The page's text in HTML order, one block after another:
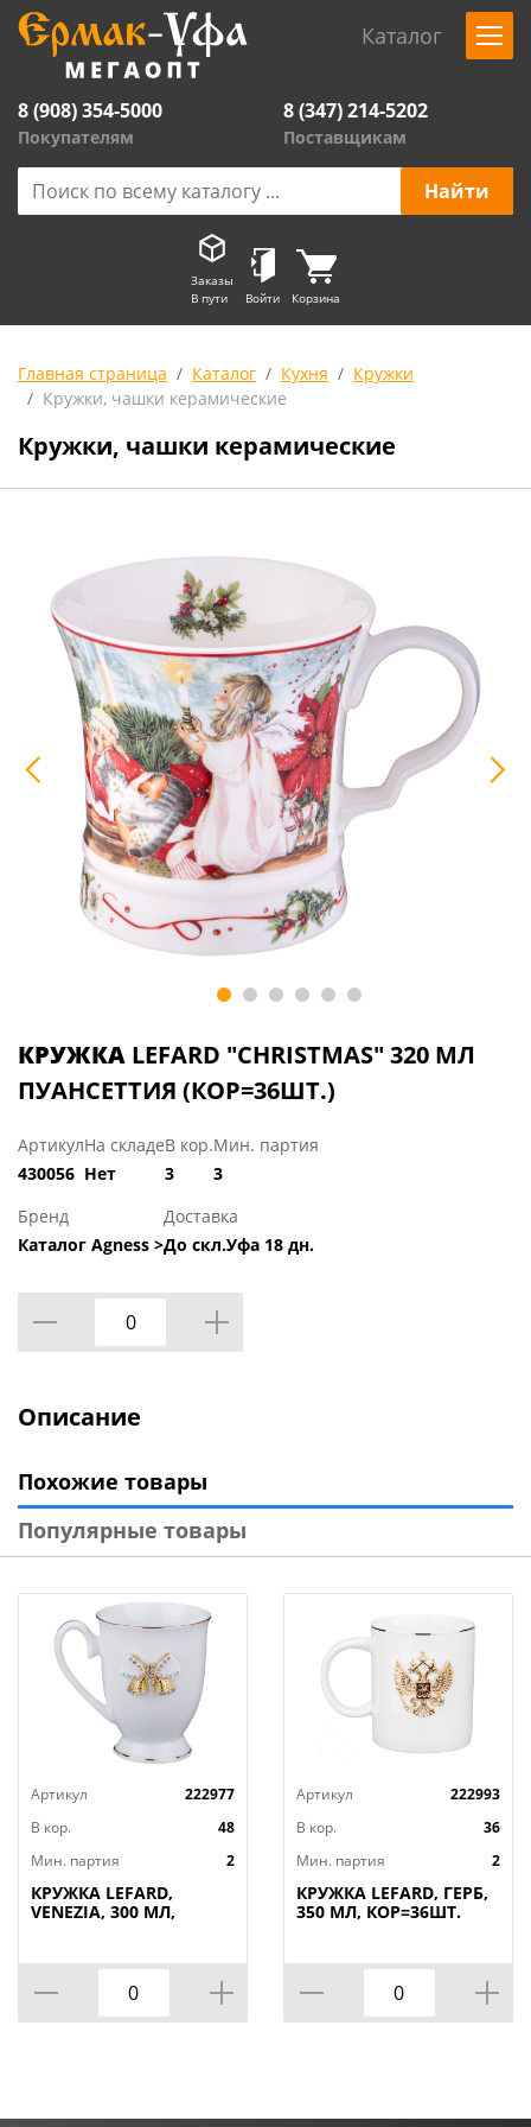
Каталог
8 (908) 354-5000
Покупателям
8 (347) 214-5202
Поставщикам
Заказы
В пути
Войти Корзина
Главная страница Каталог Кухня
Кружки
Кружки, чашки керамические
Кружки, чашки керамические
КРУЖКА LEFARD "CHRISTMAS" 320 МЛ
ПУАНСЕТТИЯ (КОР=36ШТ.)
Артикул
430056
На складе
Нет
В кор.
3
Мин. партия
3
Бренд
Каталог Agness >
Доставка
До скл.Уфа 18 дн.
Описание
Похожие товары
Популярные товары
Артикул
222977
В кор.
48
Мин. партия
2
КРУЖКА LEFARD,
VENEZIA, 300 МЛ,
Артикул
222993
В кор.
36
Мин. партия
2
КРУЖКА LEFARD, ГЕРБ,
350 МЛ, КОР=36ШТ.